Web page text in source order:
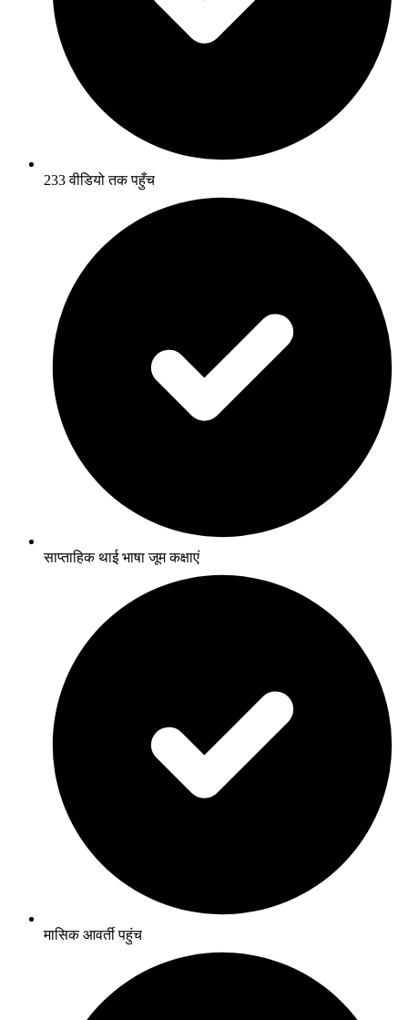
233 वीडियो तक पहुँच
साप्ताहिक थाई भाषा जूम कक्षाएं
मासिक आवर्ती पहुंच